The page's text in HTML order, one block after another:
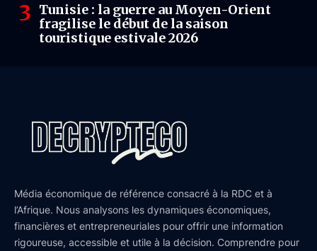
Tunisie : la guerre au Moyen-Orient
fragilise le début de la saison
touristique estivale 2026
Média économique de référence consacré à la RDC et à
l’Afrique. Nous analysons les dynamiques économiques,
financières et entrepreneuriales pour offrir une information
rigoureuse, accessible et utile à la décision. Comprendre pour